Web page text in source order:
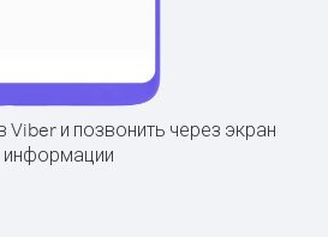
Viber и позвонить через экран
информации